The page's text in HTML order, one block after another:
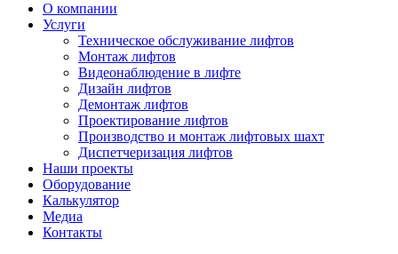
О компании
Услуги
Техническое обслуживание лифтов
Монтаж лифтов
Видеонаблюдение в лифте
Дизайн лифтов
Демонтаж лифтов
Проектирование лифтов
Производство и монтаж лифтовых шахт
Диспетчеризация лифтов
Наши проекты
Оборудование
Калькулятор
Медиа
Контакты